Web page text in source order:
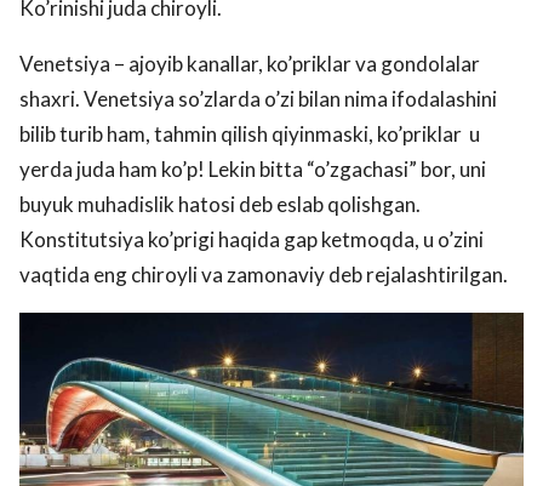
Ko’rinishi juda chiroyli.
Venetsiya – ajoyib kanallar, ko’priklar va gondolalar
shaxri. Venetsiya so’zlarda o’zi bilan nima ifodalashini
bilib turib ham, tahmin qilish qiyinmaski, ko’priklar u
yerda juda ham ko’p! Lekin bitta “o’zgachasi” bor, uni
buyuk muhadislik hatosi deb eslab qolishgan.
Konstitutsiya ko’prigi haqida gap ketmoqda, u o’zini
vaqtida eng chiroyli va zamonaviy deb rejalashtirilgan.